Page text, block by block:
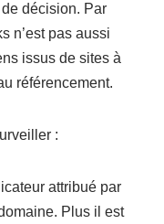
décision. Par
n’est pas aussi
issus de sites à
référencement.
:
attribué par
Plus il est